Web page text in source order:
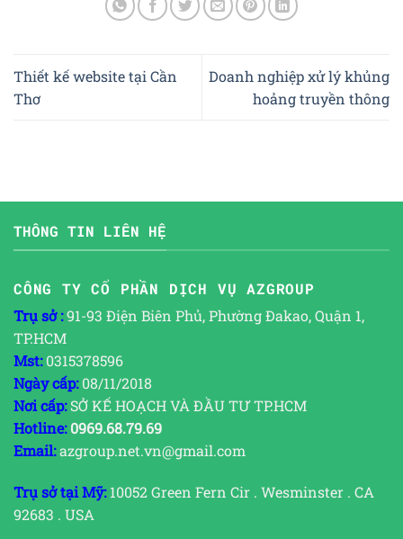
Thiết kế website tại Cần
Thơ
Doanh nghiệp xử lý khủng
hoảng truyền thông
THÔNG TIN LIÊN HỆ
CÔNG TY CỔ PHẦN DỊCH VỤ AZGROUP
Trụ sở :91-93 Điện Biên Phủ, Phường Đakao, Quận 1,
TP.HCM
Mst:0315378596
Ngày cấp:08/11/2018
Nơi cấp:SỞ KẾ HOẠCH VÀ ĐẦU TƯ TP.HCM
Hotline: 0969.68.79.69
Email:azgroup.net.vn@gmail.com
Trụ sở tại Mỹ:10052 Green Fern Cir . Wesminster . CA
92683 . USA